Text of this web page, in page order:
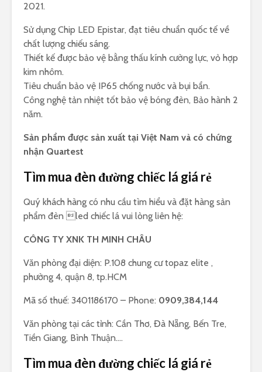
2021.
Sử dụng Chip LED Epistar, đạt tiêu chuẩn quốc tế về
chất lượng chiếu sáng.
Thiết kế được bảo vệ bằng thấu kính cường lực, vỏ hợp
kim nhôm.
Tiêu chuẩn bảo vệ IP65 chống nước và bụi bẩn.
Công nghệ tản nhiệt tốt bảo vệ bóng đèn, Bảo hành 2
năm.
Sản phẩm được sản xuất tại Việt Nam và có chứng
nhận Quartest
Tìm mua đèn đường chiếc lá giá rẻ
Quý khách hàng có nhu cầu tìm hiểu và đặt hàng sản
phẩm đèn led chiếc lá vui lòng liên hệ:
CÔNG TY XNK TH MINH CHÂU
Văn phòng đại diện: P.108 chung cư topaz elite ,
phường 4, quận 8, tp.HCM
Mã số thuế: 3401186170 – Phone: 0909,384,144
Văn phòng tại các tỉnh: Cần Thơ, Đà Nẵng, Bến Tre,
Tiền Giang, Bình Thuận….
Tìm mua đèn đường chiếc lá giá rẻ